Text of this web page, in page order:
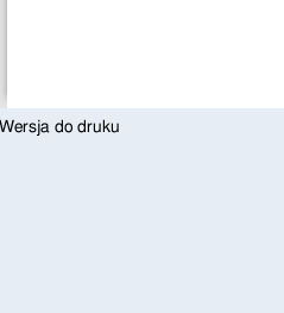
Wersja do druku